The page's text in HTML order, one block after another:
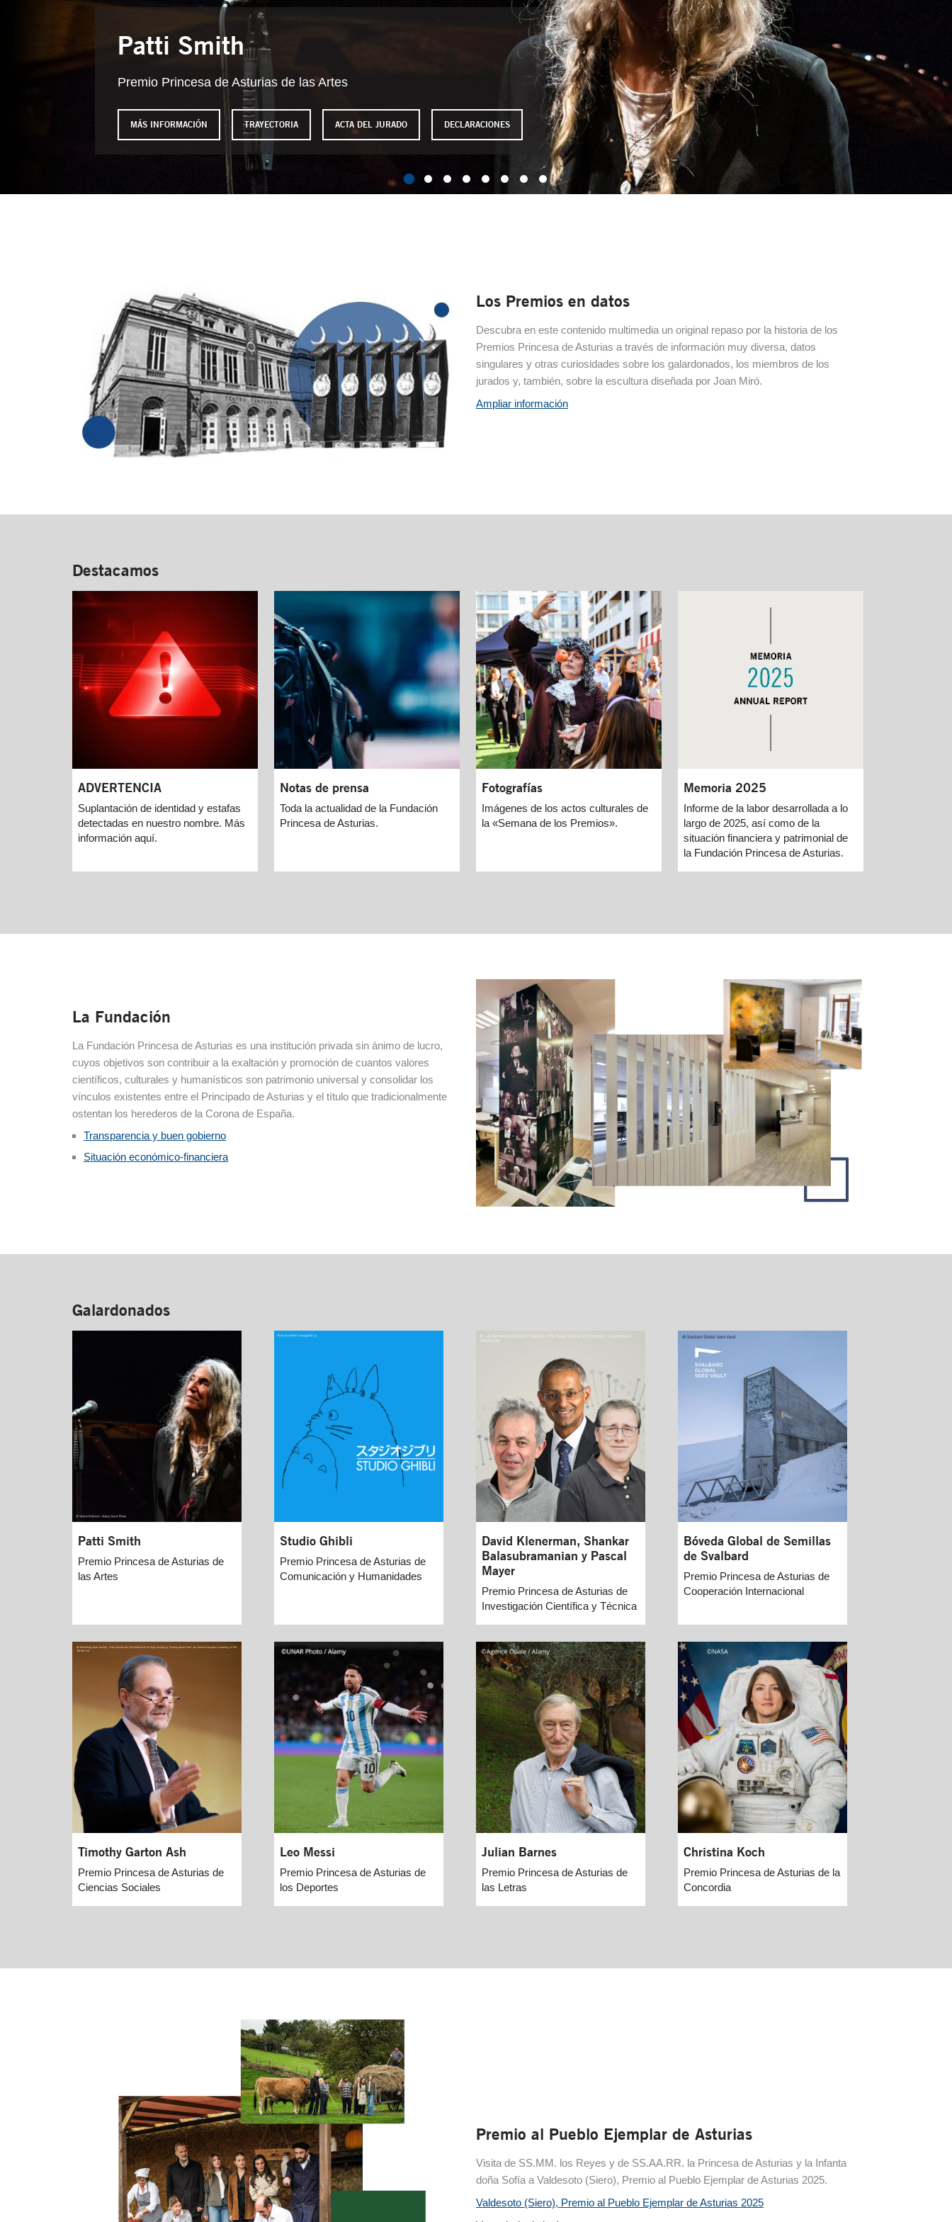
Patti Smith
Premio Princesa de Asturias de las Artes
MÁS INFORMACIÓN TRAYECTORIA ACTA DEL JURADO DECLARACIONES
Los Premios en datos
Descubra en este contenido multimedia un original repaso por la historia de los
Premios Princesa de Asturias a través de información muy diversa, datos
singulares y otras curiosidades sobre los galardonados, los miembros de los
jurados y, también, sobre la escultura diseñada por Joan Miró.
Ampliar información
Destacamos
ADVERTENCIA
Suplantación de identidad y estafas
detectadas en nuestro nombre. Más
información aquí.
Notas de prensa
Toda la actualidad de la Fundación
Princesa de Asturias.
Fotografías
Imágenes de los actos culturales de
la «Semana de los Premios».
Memoria 2025
Informe de la labor desarrollada a lo
largo de 2025, así como de la
situación financiera y patrimonial de
la Fundación Princesa de Asturias.
La Fundación
La Fundación Princesa de Asturias es una institución privada sin ánimo de lucro,
cuyos objetivos son contribuir a la exaltación y promoción de cuantos valores
científicos, culturales y humanísticos son patrimonio universal y consolidar los
vínculos existentes entre el Principado de Asturias y el título que tradicionalmente
ostentan los herederos de la Corona de España.
Transparencia y buen gobierno
Situación económico-financiera
Galardonados
Patti Smith
Premio Princesa de Asturias de
las Artes
Studio Ghibli
Premio Princesa de Asturias de
Comunicación y Humanidades
David Klenerman, Shankar
Balasubramanian y Pascal
Mayer
Premio Princesa de Asturias de
Investigación Científica y Técnica
Bóveda Global de Semillas
de Svalbard
Premio Princesa de Asturias de
Cooperación Internacional
Timothy Garton Ash
Premio Princesa de Asturias de
Ciencias Sociales
Leo Messi
Premio Princesa de Asturias de
los Deportes
Julian Barnes
Premio Princesa de Asturias de
las Letras
Christina Koch
Premio Princesa de Asturias de la
Concordia
Premio al Pueblo Ejemplar de Asturias
Visita de SS.MM. los Reyes y de SS.AA.RR. la Princesa de Asturias y la Infanta
doña Sofía a Valdesoto (Siero), Premio al Pueblo Ejemplar de Asturias 2025.
Valdesoto (Siero), Premio al Pueblo Ejemplar de Asturias 2025